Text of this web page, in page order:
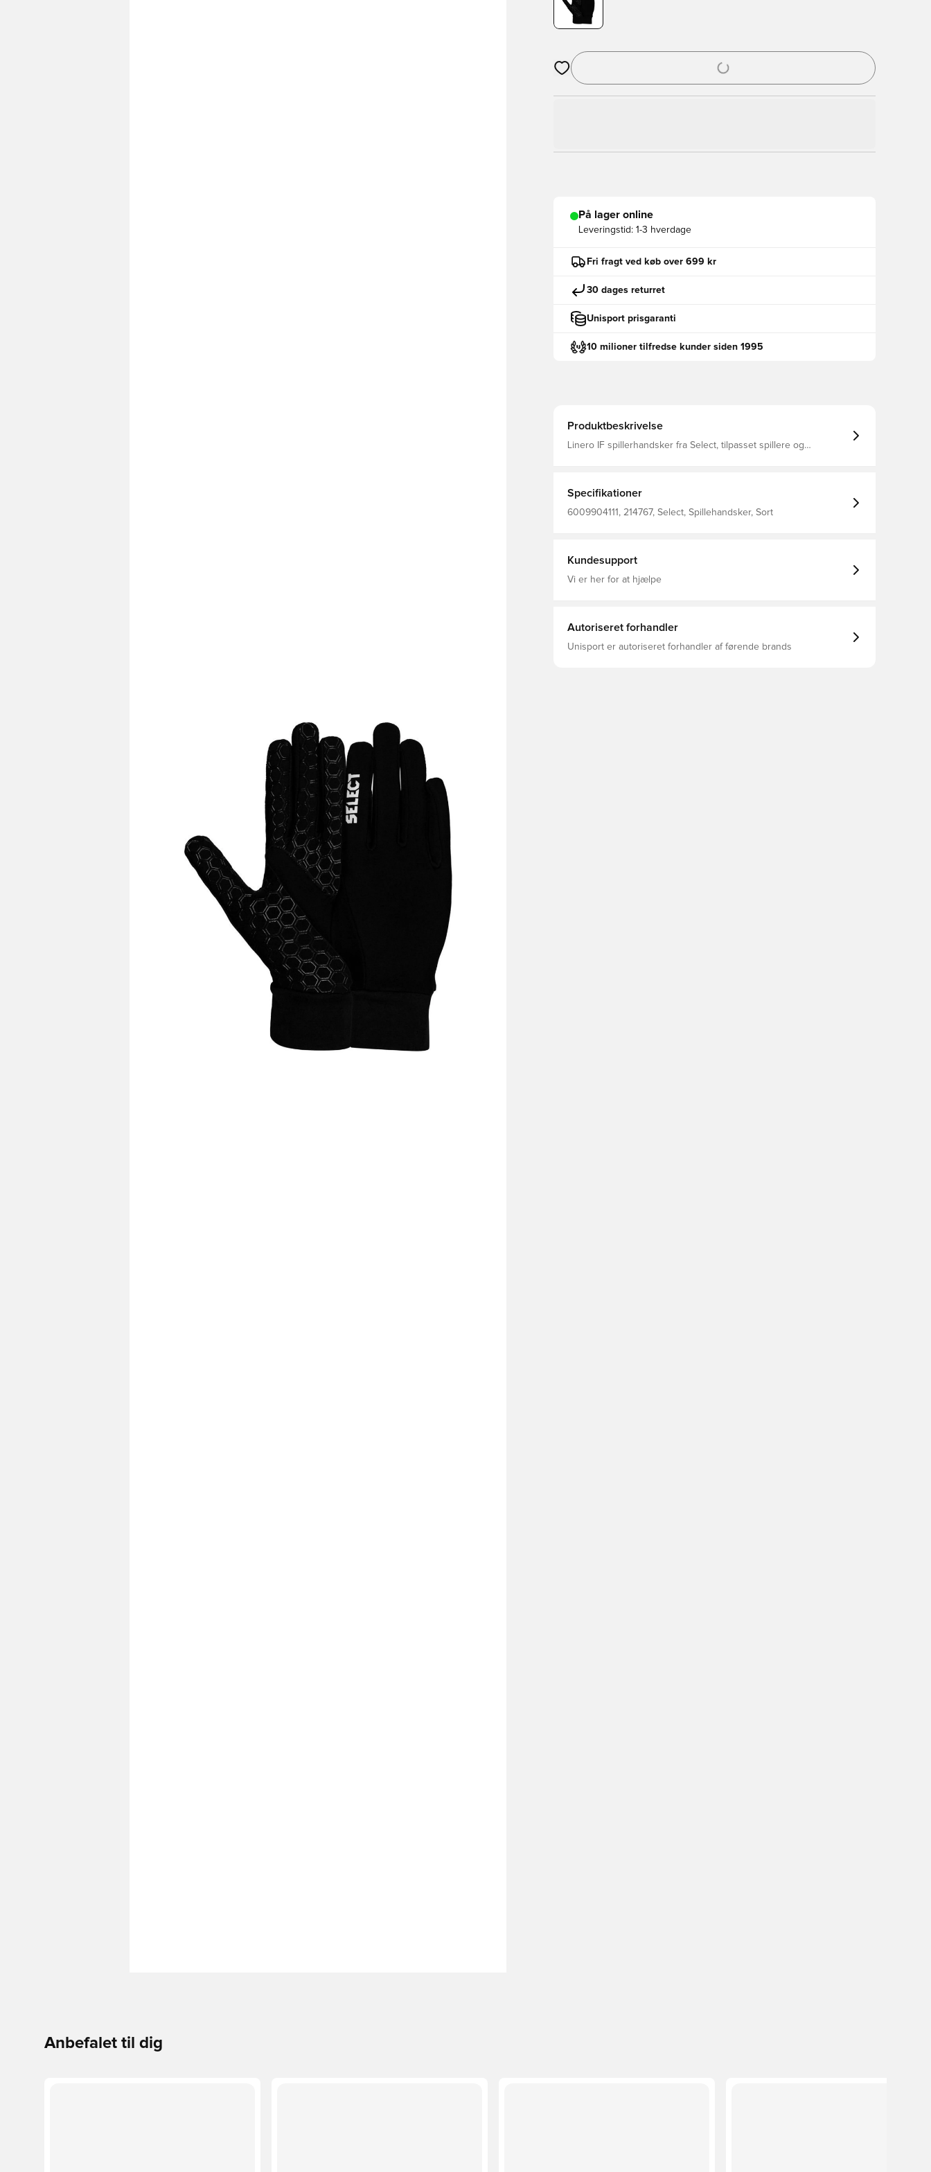
Åbner en Modal til at logge ind eller tilmelde dig som medlem
På lager online
Leveringstid: 1-3 hverdage
Fri fragt ved køb over 699 kr
30 dages returret
Unisport prisgaranti
10 milioner tilfredse kunder siden 1995
Produktbeskrivelse
Linero IF spillerhandsker fra Select, tilpasset spillere og
Specifikationer
6009904111, 214767, Select, Spillehandsker, Sort
Kundesupport
Vi er her for at hjælpe
Autoriseret forhandler
Unisport er autoriseret forhandler af førende brands
Anbefalet til dig